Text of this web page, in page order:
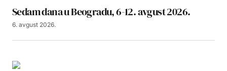
Sedam dana u Beogradu, 6-12. avgust 2026.
6. avgust 2026.